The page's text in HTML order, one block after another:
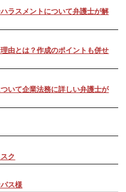
ラスメントについて弁護士が解
由とは？作成のポイントも併せ
いて企業法務に詳しい弁護士が
ク
ス様